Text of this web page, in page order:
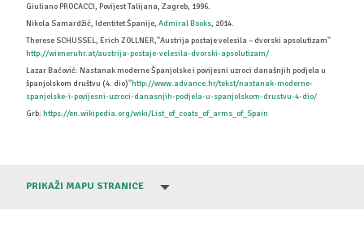
Giuliano PROCACCI, Povijest Talijana, Zagreb, 1996.
Nikola Samardžić, Identitet Španije, Admiral Books, 2014.
Therese SCHUSSEL, Erich ZOLLNER,''Austrija postaje velesila – dvorski apsolutizam''
http://wieneruhr.at/austrija-postaje-velesila-dvorski-apsolutizam/
Lazar Baćović: Nastanak moderne Španjolske i povijesni uzroci današnjih podjela u
španjolskom društvu (4. dio)''http://www.advance.hr/tekst/nastanak-moderne-
spanjolske-i-povijesni-uzroci-danasnjih-podjela-u-spanjolskom-drustvu-4-dio/
Grb: https://en.wikipedia.org/wiki/List_of_coats_of_arms_of_Spain
PRIKAŽI MAPU STRANICE